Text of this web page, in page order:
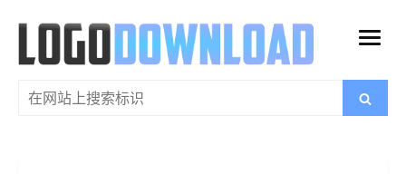
内
打
菜
搜
搜
索